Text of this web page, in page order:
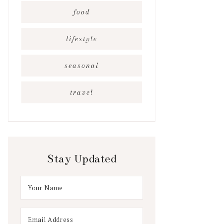
food
lifestyle
seasonal
travel
Stay Updated